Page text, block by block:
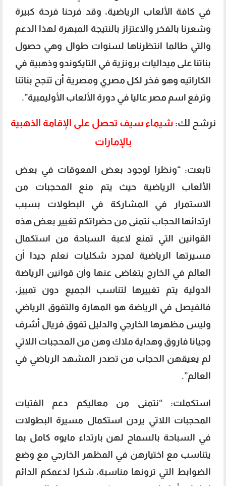
في كافة الألعاب الرياضية، وقد فرحنا فرحة كبيرة
وشعرنا بالفخر والاعتزاز بالنتيجة المبهرة لهذا الدعم
والتي طالما انتظرناها لسنوات طوال وهي حصول
بناتنا على ميداليات برونزية في التايكوندو وذهبية في
الكاراتيه وهو فخر لكل مصري ومصرية أن تنجح بناتنا
وترفع اسم مصر عاليا في دورة الألعاب الأوليمبية”.
نرشح لك:شيماء سيف تحصل على الإقامة الذهبية
بالإمارات
تابعت: “ونظرا لوجود بعض المعوقات في بعض
الألعاب الرياضية حيث يتم منع المحجبات من
الاستمرار في المشاركة في البطولات بسبب
ارتدائها الحجاب نتمنى من حضراتكم تغيير بعض هذه
القوانين التي تمنع لاعبة السباحة من استكمال
مسيرتها الرياضية لمجرد شکلیات نعلم جيدا أن
العالم في الخارج يتغاضى عنها وأن قوانین الرياضة
الدولية يتم تغييرها لتناسب الجميع دون تمييز،
فالفيصل في الرياضة هو المهارة والتفوق الرياضي
وليس مظهرها الخارجي والدليل تفوق فريال أشرف
وجيانا فاروق وهداية ملاك وهن من المحجبات اللاتي
لم يعيقهن الحجاب من تصدر المشهد الرياضي في
العالم”.
استكملت: “نتمنى من معاليكم دعم الفتيات
المحجبات اللاتي يردن استكمال مسيرة البطولات
في السباحة بالسماح لهن بارتداء مايوه کامل بما
يتناسب مع اختيارهن في المظهر الخارجي مع وضع
الضوابط التي ترونها مناسبة، شكرا لدعمكم الدائم